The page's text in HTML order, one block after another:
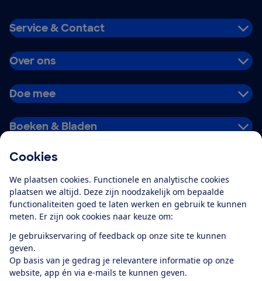
Cookies
We plaatsen cookies. Functionele en analytische cookies
plaatsen we altijd. Deze zijn noodzakelijk om bepaalde
functionaliteiten goed te laten werken en gebruik te kunnen
meten. Er zijn ook cookies naar keuze om:
Je gebruikservaring of feedback op onze site te kunnen
geven.
Op basis van je gedrag je relevantere informatie op onze
website, app én via e-mails te kunnen geven.
Service & Contact
Over ons
Doe mee
Boeken & Bladen
Alles over de
app
Algemene Voorwaarden Privacyverklaring